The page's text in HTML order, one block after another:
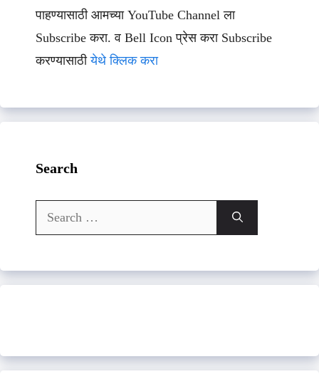
पाहण्यासाठी आमच्या YouTube Channel ला
Subscribe करा. व Bell Icon प्रेस करा Subscribe
करण्यासाठीयेथे क्लिक करा
Search
Search
for: